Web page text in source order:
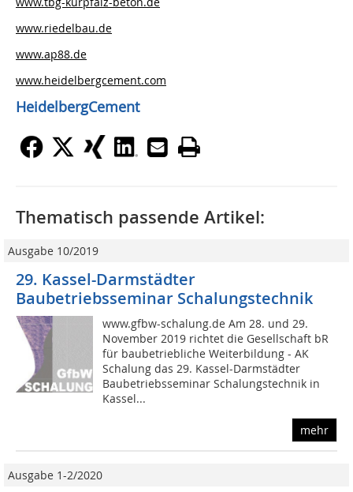
www.riedelbau.de
www.ap88.de
www.heidelbergcement.com
HeidelbergCement
Thematisch passende Artikel:
Ausgabe 10/2019
29. Kassel-Darmstädter
Baubetriebsseminar Schalungstechnik
www.gfbw-schalung.de Am 28. und 29.
November 2019 richtet die Gesellschaft bR
für baubetriebliche Weiterbildung - AK
Schalung das 29. Kassel-Darmstädter
Baubetriebsseminar Schalungstechnik in
Kassel...
mehr
Ausgabe 1-2/2020